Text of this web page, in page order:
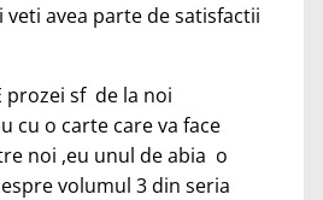
avea parte de satisfactii
prozei sf de la noi
cu o carte care va face
noi ,eu unul de abia o
volumul 3 din seria